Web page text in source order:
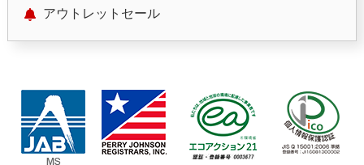
アウトレットセール